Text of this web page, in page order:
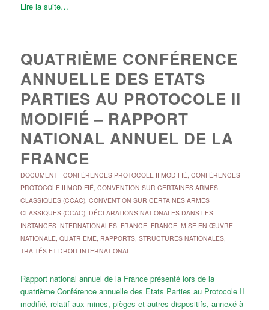
Lire la suite…
QUATRIÈME CONFÉRENCE
ANNUELLE DES ETATS
PARTIES AU PROTOCOLE II
MODIFIÉ – RAPPORT
NATIONAL ANNUEL DE LA
FRANCE
DOCUMENT- CONFÉRENCES PROTOCOLE II MODIFIÉ, CONFÉRENCES
PROTOCOLE II MODIFIÉ, CONVENTION SUR CERTAINES ARMES
CLASSIQUES (CCAC), CONVENTION SUR CERTAINES ARMES
CLASSIQUES (CCAC), DÉCLARATIONS NATIONALES DANS LES
INSTANCES INTERNATIONALES, FRANCE, FRANCE, MISE EN ŒUVRE
NATIONALE, QUATRIÈME, RAPPORTS, STRUCTURES NATIONALES,
TRAITÉS ET DROIT INTERNATIONAL
Rapport national annuel de la France présenté lors de la
quatrième Conférence annuelle des Etats Parties au Protocole II
modifié, relatif aux mines, pièges et autres dispositifs, annexé à